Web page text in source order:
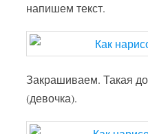
напишем текст.
Закрашиваем. Такая
(девочка).